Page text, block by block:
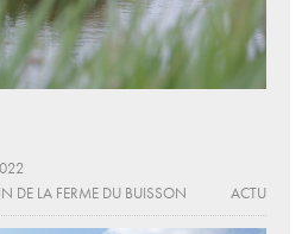
DE LA FERME DU BUISSON
ACTU